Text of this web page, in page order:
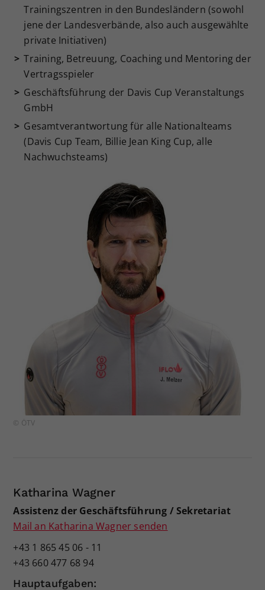
Trainingszentren in den Bundesländern (sowohl
jene der Landesverbände, also auch ausgewählte
private Initiativen)
Training, Betreuung, Coaching und Mentoring der
Vertragsspieler
Geschäftsführung der Davis Cup Veranstaltungs
GmbH
Gesamtverantwortung für alle Nationalteams
(Davis Cup Team, Billie Jean King Cup, alle
Nachwuchsteams)
© ÖTV
Katharina Wagner
Assistenz der Geschäftsführung / Sekretariat
Mail an Katharina Wagner senden
+43 1 865 45 06 - 11
+43 660 477 68 94
Hauptaufgaben: